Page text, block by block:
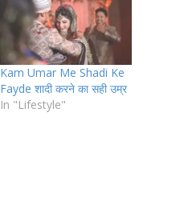
Kam Umar Me Shadi Ke
Fayde शादी करने का सही उम्र
In "Lifestyle"